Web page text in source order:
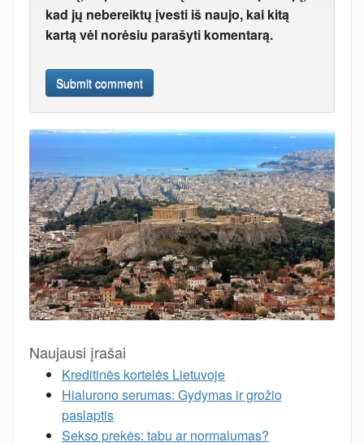
kad jų nebereiktų įvesti iš naujo, kai kitą
kartą vėl norėsiu parašyti komentarą.
Naujausi įrašai
Kreditinės kortelės Lietuvoje
Hialurono serumas: Gydymas ir grožio
paslaptis
Sekso prekės: tabu ar normalumas?